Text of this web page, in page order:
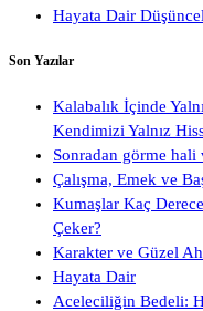
Hayata Dair
Son Yazılar
Kalabalık İçinde
Kendimizi Yalnız
Sonradan görme hali
Çalışma, Emek ve
Kumaşlar Kaç
Çeker?
Karakter ve Güzel
Hayata Dair
Aceleciliğin Bedeli: